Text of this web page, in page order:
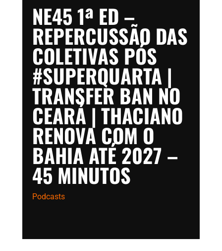
NE45 1ª ED –
REPERCUSSÃO DAS
COLETIVAS PÓS
#SUPERQUARTA |
TRANSFER BAN NO
CEARÁ | THACIANO
RENOVA COM O
BAHIA ATÉ 2027 –
45 MINUTOS
Podcasts